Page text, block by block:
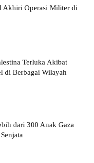
Akhiri Operasi Militer di
Terluka Akibat
di Berbagai Wilayah
dari 300 Anak Gaza